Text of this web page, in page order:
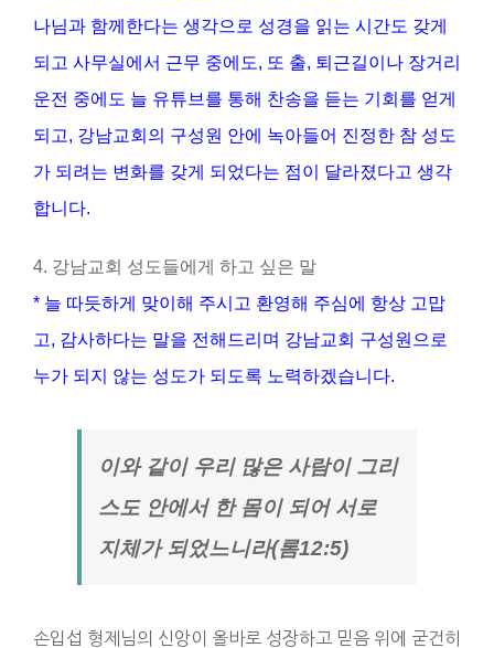
나님과 함께한다는 생각으로 성경을 읽는 시간도 갖게
되고 사무실에서 근무 중에도, 또 출, 퇴근길이나 장거리
운전 중에도 늘 유튜브를 통해 찬송을 듣는 기회를 얻게
되고, 강남교회의 구성원 안에 녹아들어 진정한 참 성도
가 되려는 변화를 갖게 되었다는 점이 달라졌다고 생각
합니다.
4. 강남교회 성도들에게 하고 싶은 말
* 늘 따듯하게 맞이해 주시고 환영해 주심에 항상 고맙
고, 감사하다는 말을 전해드리며 강남교회 구성원으로
누가 되지 않는 성도가 되도록 노력하겠습니다.
이와 같이 우리 많은 사람이 그리
스도 안에서 한 몸이 되어 서로
지체가 되었느니라(롬12:5)
손입섭 형제님의 신앙이 올바로 성장하고 믿음 위에 굳건히